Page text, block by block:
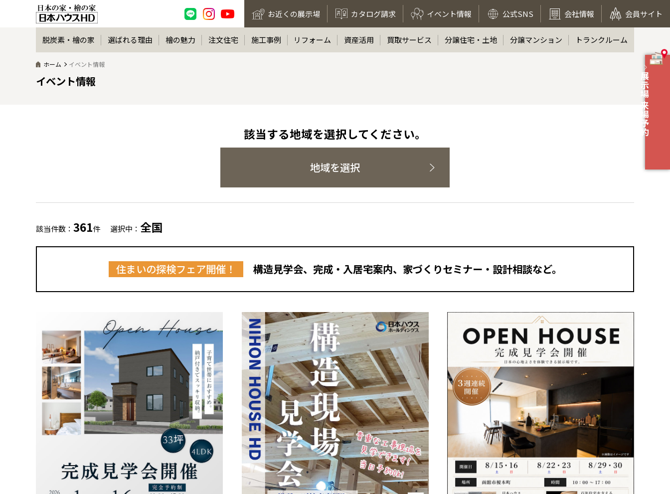
お近くの展示場 カタログ請求 イベント情報 公式SNS 会社情報 会員サイト
展示場 来場予約
脱炭素・檜の家 選ばれる理由 檜の魅力 注文住宅 施工事例 リフォーム 資産活用 買取サービス 分譲住宅・土地 分譲マンション トランクルーム
ホーム イベント情報
イベント情報
該当する地域を選択してください。
地域を選択
該当件数： 361件 選択中： 全国
住まいの探検フェア開催！ 構造見学会、完成・入居宅案内、家づくりセミナー・設計相談など。
全国の展示場
北海道
札幌
道央
道北
東北
青森
秋田
甲信越・北陸
新潟
関東
お近くのイベント
北海道
札幌
札幌
小樽
道央
苫小牧千歳
小樽
道北
旭川
東北
青森県
八戸
青森
秋田県
秋田
甲信越・北陸
新潟県
新潟
長岡
関東